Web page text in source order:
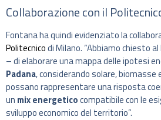
Collaborazione con il
Fontana ha quindi evidenziato la
Politecnicodi Milano. “Abbiamo chiesto
– di elaborare una mappa delle ipotesi
Padana, considerando solare,
possano rappresentare una risposta
un mix energeticocompatibile con le
sviluppo economico del territorio”.